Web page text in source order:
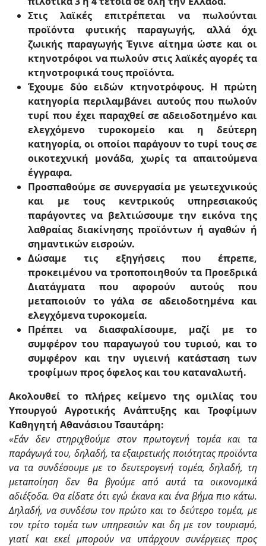
Στις λαϊκές επιτρέπεται να πωλούνται
προϊόντα φυτικής παραγωγής, αλλά όχι
ζωικής παραγωγής Έγινε αίτημα ώστε και οι
κτηνοτρόφοι να πωλούν στις λαϊκές αγορές τα
κτηνοτροφικά τους προϊόντα.
Έχουμε δύο ειδών κτηνοτρόφους. Η πρώτη
κατηγορία περιλαμβάνει αυτούς που πωλούν
τυρί που έχει παραχθεί σε αδειοδοτημένο και
ελεγχόμενο τυροκομείο και η δεύτερη
κατηγορία, οι οποίοι παράγουν το τυρί τους σε
οικοτεχνική μονάδα, χωρίς τα απαιτούμενα
έγγραφα.
Προσπαθούμε σε συνεργασία με γεωτεχνικούς
και με τους κεντρικούς υπηρεσιακούς
παράγοντες να βελτιώσουμε την εικόνα της
λαθραίας διακίνησης προϊόντων ή αγαθών ή
σημαντικών εισροών.
Δώσαμε τις εξηγήσεις που έπρεπε,
προκειμένου να τροποποιηθούν τα Προεδρικά
Διατάγματα που αφορούν αυτούς που
μεταποιούν το γάλα σε αδειοδοτημένα και
ελεγχόμενα τυροκομεία.
Πρέπει να διασφαλίσουμε, μαζί με το
συμφέρον του παραγωγού του τυριού, και το
συμφέρον και την υγιεινή κατάσταση των
τροφίμων προς όφελος και του καταναλωτή.
Ακολουθεί το πλήρες κείμενο της ομιλίας του
Υπουργού Αγροτικής Ανάπτυξης και Τροφίμων
Καθηγητή Αθανάσιου Τσαυτάρη:
«Εάν δεν στηριχθούμε στον πρωτογενή τομέα και τα
παράγωγά του, δηλαδή, τα εξαιρετικής ποιότητας προϊόντα
να τα συνδέσουμε με το δευτερογενή τομέα, δηλαδή, τη
μεταποίηση δεν θα βγούμε από αυτά τα οικονομικά
αδιέξοδα. Θα είδατε ότι εγώ έκανα και ένα βήμα πιο κάτω.
Δηλαδή, να συνδέσω τον πρώτο και το δεύτερο τομέα, με
τον τρίτο τομέα των υπηρεσιών και δη με τον τουρισμό,
γιατί και εκεί μπορούν να υπάρχουν συνέργειες προς